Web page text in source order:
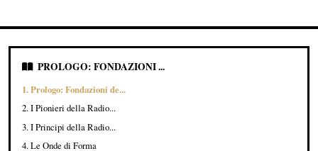
PROLOGO: FONDAZIONI ...
1. Prologo: Fondazioni de...
2. I Pionieri della Radio...
3. I Principi della Radio...
4. Le Onde di Forma